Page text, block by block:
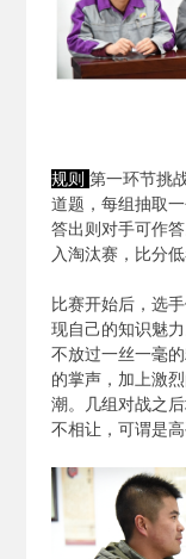
规则 第一环节挑
道题，每组抽取
答出则对手可作
入淘汰赛，比分低
比赛开始后，选
现自己的知识魅
不放过一丝一毫
的掌声，加上激
潮。几组对战之
不相让，可谓是